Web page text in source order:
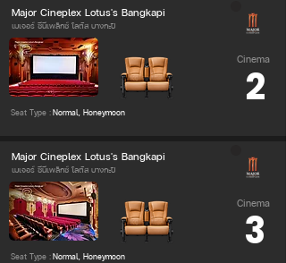
Major Cineplex Lotus's Bangkapi
เมเจอร์ ซีนีเพล็กซ์ โลตัส บางกะปิ
Cinema
2
Seat Type :Normal, Honeymoon
Major Cineplex Lotus's Bangkapi
เมเจอร์ ซีนีเพล็กซ์ โลตัส บางกะปิ
Cinema
3
Seat Type :Normal, Honeymoon